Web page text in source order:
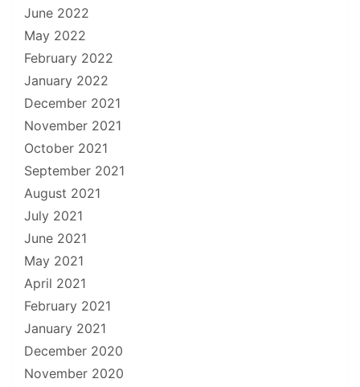
June 2022
May 2022
February 2022
January 2022
December 2021
November 2021
October 2021
September 2021
August 2021
July 2021
June 2021
May 2021
April 2021
February 2021
January 2021
December 2020
November 2020